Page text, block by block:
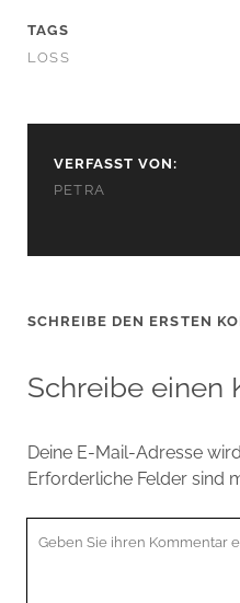
TAGS
LOSS
VERFASST VON:
PETRA
SCHREIBE DEN ERSTEN
Schreibe einen
Deine E-Mail-Adresse
Erforderliche Felder sind